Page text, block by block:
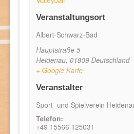
Veranstaltungsort
Albert-Schwarz-Bad
Hauptstraße 5
Heidenau, 01809 Deutschland
+ Google Karte
Veranstalter
Sport- und Spielverein
Telefon:
+49 15566 125031